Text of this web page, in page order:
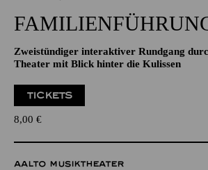
11:00
FAMILIENFÜHRUNG
Zweistündiger interaktiver Rundgang
Theater mit Blick hinter die Kulissen
8,00 €